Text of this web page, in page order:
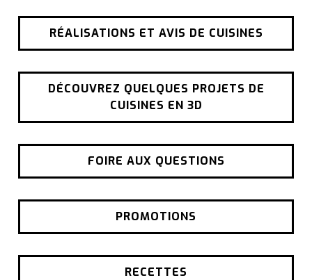
RÉALISATIONS ET AVIS DE CUISINES
DÉCOUVREZ QUELQUES PROJETS DE
CUISINES EN 3D
FOIRE AUX QUESTIONS
PROMOTIONS
RECETTES